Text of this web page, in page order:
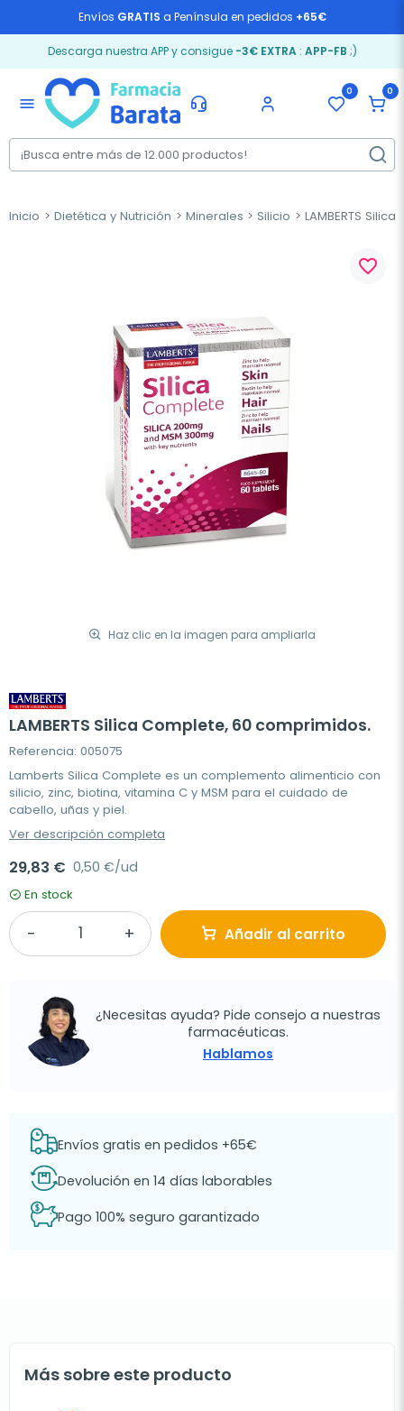
Envíos GRATIS a Península en pedidos +65€
Descarga nuestra APP y consigue -3€ EXTRA: APP-FB ;)
menu
0 0
Inicio Dietética y Nutrición Minerales Silicio LAMBERTS
Haz clic en la imagen para ampliarla
favorite_border
LAMBERTS Silica Complete, 60 comprimidos.
Referencia: 005075
Lamberts Silica Complete es un complemento alimenticio con
silicio, zinc, biotina, vitamina C y MSM para el cuidado de
cabello, uñas y piel.
Ver descripción completa
29,83 € 0,50 €/ud
En stock
Añadir al carrito
¿Necesitas ayuda? Pide consejo a nuestras
farmacéuticas.
Hablamos
Envíos gratis en pedidos +65€
Devolución en 14 días laborables
Pago 100% seguro garantizado
Más sobre este producto